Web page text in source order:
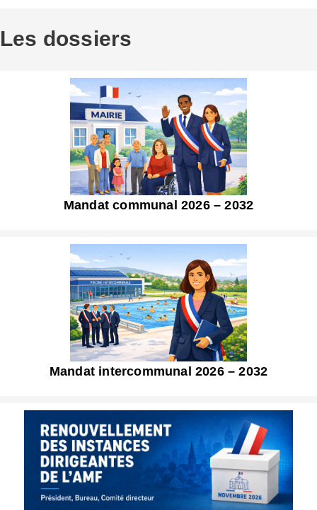
Les dossiers
Mandat communal 2026 – 2032
Mandat intercommunal 2026 – 2032